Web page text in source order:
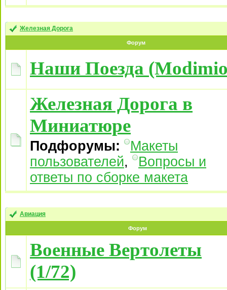
Железная Дорога
Форум
Наши Поезда
Железная Дорога в
Миниатюре
Подфорумы:
Макеты
пользователей,
Вопросы и
ответы по сборке макета
Авиация
Форум
Военные Вертолеты
(1/72)